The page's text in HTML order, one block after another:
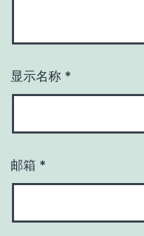
显示名称 *
邮箱 *